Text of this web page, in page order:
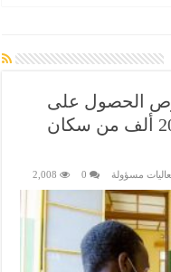
تعزز فرص الحصول على
خدمات الرعاية الصحية لنحو 20 ألف من سكان
مسؤولة 0
2,008